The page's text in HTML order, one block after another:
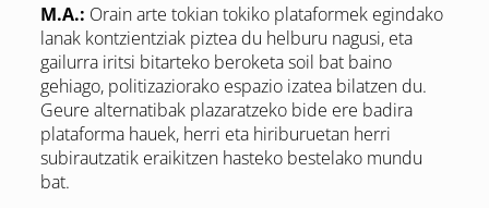
M.A.: Orain arte tokian tokiko plataformek egindako
lanak kontzientziak piztea du helburu nagusi, eta
gailurra iritsi bitarteko beroketa soil bat baino
gehiago, politizaziorako espazio izatea bilatzen du.
Geure alternatibak plazaratzeko bide ere badira
plataforma hauek, herri eta hiriburuetan herri
subirautzatik eraikitzen hasteko bestelako mundu
bat.